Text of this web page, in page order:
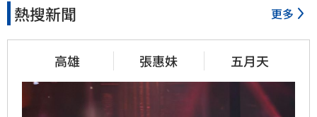
熱搜新聞 更多
高雄 張惠妹 五月天